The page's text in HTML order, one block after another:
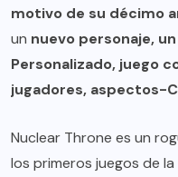
motivo de su décimo
un nuevo personaje,
Personalizado, juego
jugadores, aspectos-
Nuclear Throne es un
los primeros juegos de